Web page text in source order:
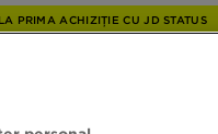
PRIMA ACHIZIȚIE CU JD STATUS